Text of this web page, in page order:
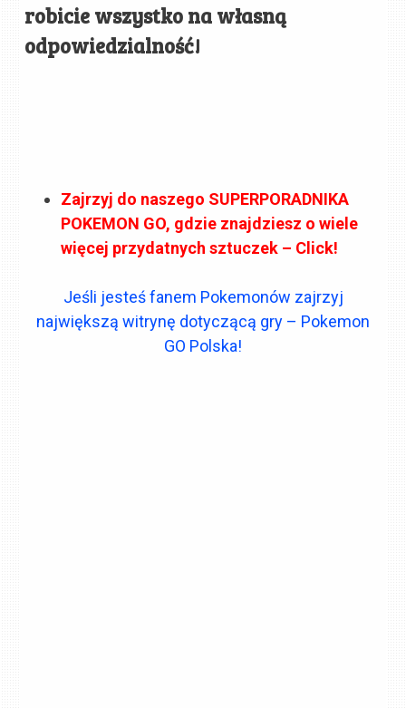
robicie wszystko na własną
odpowiedzialność!
Zajrzyj do naszego SUPERPORADNIKA
POKEMON GO, gdzie znajdziesz o wiele
więcej przydatnych sztuczek – Click!
Jeśli jesteś fanem Pokemonów zajrzyj
największą witrynę dotyczącą gry – Pokemon
GO Polska!